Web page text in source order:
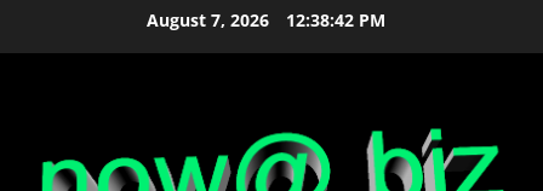
August 7, 2026 12:38:43 PM